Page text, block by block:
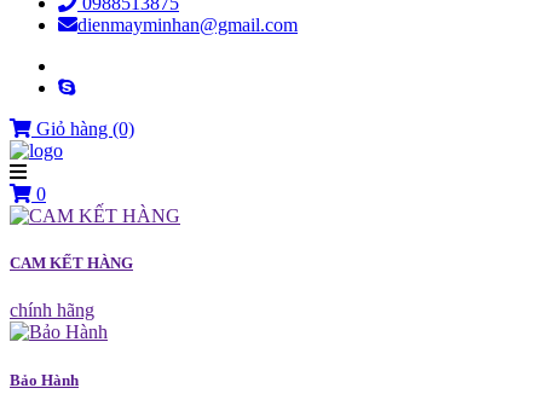
dienmayminhan@gmail.com
Giỏ hàng (0)
0
CAM KẾT HÀNG
chính hãng
Bảo Hành